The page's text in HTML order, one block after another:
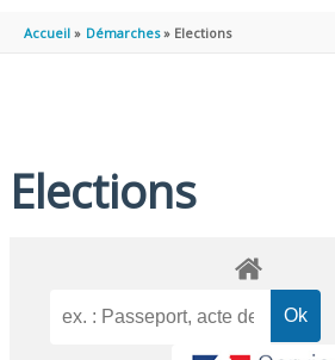
Accueil Démarches Elections
Elections